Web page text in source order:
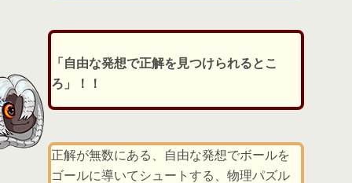
「自由な発想で正解を見つけられるとこ
ろ」！！
正解が無数にある、自由な発想でボールを
ゴールに導いてシュートする、物理パズル